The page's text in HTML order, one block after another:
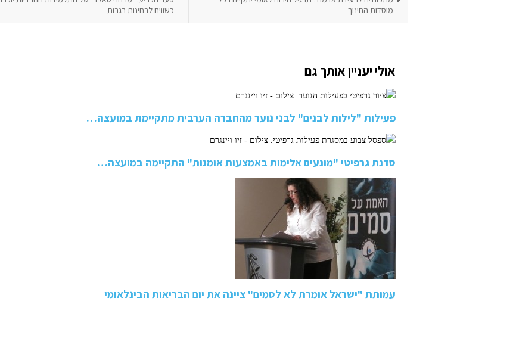
כשווים לבחינות בגרות
מוסדות החינוך
אולי יעניין אותך גם
פעילות "לילות לבנים" לבני נוער מהחברה הערבית מתקיימת במועצה…
סדנת גרפיטי "מונעים אלימות באמצעות אומנות" התקיימה במועצה…
עמותת "ישראל אומרת לא לסמים" ציינה את יום הבריאות הבינלאומי